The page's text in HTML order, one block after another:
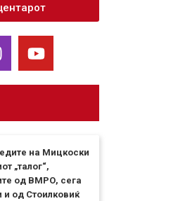
на Мицкоски
„талог“,
од ВМРО, сега
и од Стоилковиќ